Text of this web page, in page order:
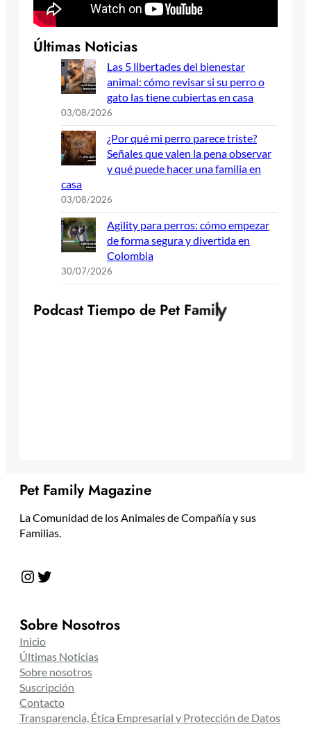
Últimas Noticias
Las 5 libertades del bienestar
animal: cómo revisar si su perro o
gato las tiene cubiertas en casa
03/08/2026
¿Por qué mi perro parece triste?
Señales que valen la pena observar
y qué puede hacer una familia en
casa
03/08/2026
Agility para perros: cómo empezar
de forma segura y divertida en
Colombia
30/07/2026
Podcast Tiempo de Pet Family
Pet Family Magazine
La Comunidad de los Animales de Compañía y sus
Familias.
Instagram Twitter
Sobre Nosotros
Inicio
Últimas Noticias
Sobre nosotros
Suscripción
Contacto
Transparencia, Ética Empresarial y Protección de Datos